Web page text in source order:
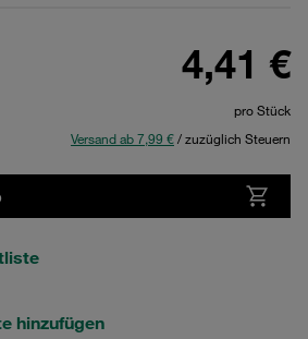
4,41 €
pro Stück
Versand ab 7,99 €/ zuzüglich Steuern
hinzufügen